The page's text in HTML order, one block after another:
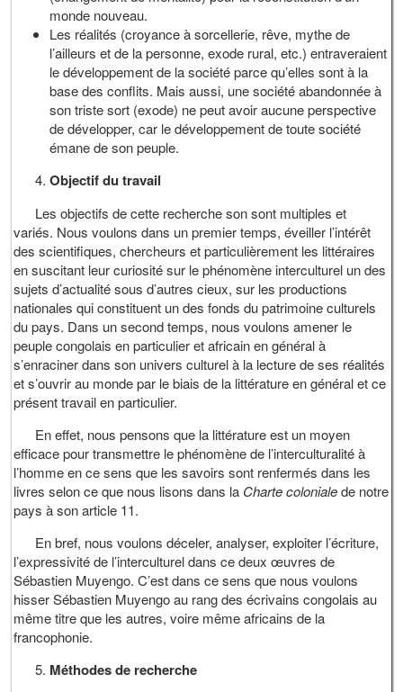
monde nouveau.
Les réalités (croyance à sorcellerie, rêve, mythe de
l’ailleurs et de la personne, exode rural, etc.) entraveraient
le développement de la société parce qu’elles sont à la
base des conflits. Mais aussi, une société abandonnée à
son triste sort (exode) ne peut avoir aucune perspective
de développer, car le développement de toute société
émane de son peuple.
Objectif du travail
Les objectifs de cette recherche son sont multiples et
variés. Nous voulons dans un premier temps, éveiller l’intérêt
des scientifiques, chercheurs et particulièrement les littéraires
en suscitant leur curiosité sur le phénomène interculturel un des
sujets d’actualité sous d’autres cieux, sur les productions
nationales qui constituent un des fonds du patrimoine culturels
du pays. Dans un second temps, nous voulons amener le
peuple congolais en particulier et africain en général à
s’enraciner dans son univers culturel à la lecture de ses réalités
et s’ouvrir au monde par le biais de la littérature en général et ce
présent travail en particulier.
En effet, nous pensons que la littérature est un moyen
efficace pour transmettre le phénomène de l’interculturalité à
l’homme en ce sens que les savoirs sont renfermés dans les
livres selon ce que nous lisons dans la Charte colonialede notre
pays à son article 11.
En bref, nous voulons déceler, analyser, exploiter l’écriture,
l’expressivité de l’interculturel dans ce deux œuvres de
Sébastien Muyengo. C’est dans ce sens que nous voulons
hisser Sébastien Muyengo au rang des écrivains congolais au
même titre que les autres, voire même africains de la
francophonie.
Méthodes de recherche